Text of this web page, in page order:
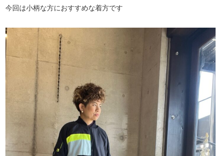
今回は小柄な方におすすめな着方です